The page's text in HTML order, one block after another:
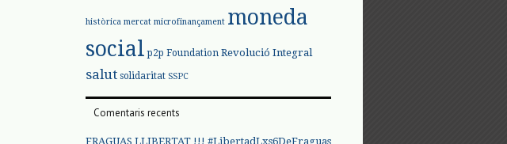
històrica mercat microfinançament moneda
social p2p Foundation Revolució Integral
salut solidaritat SSPC
Comentaris recents
FRAGUAS LLIBERTAT !!! #LibertadLxs6DeFraguas